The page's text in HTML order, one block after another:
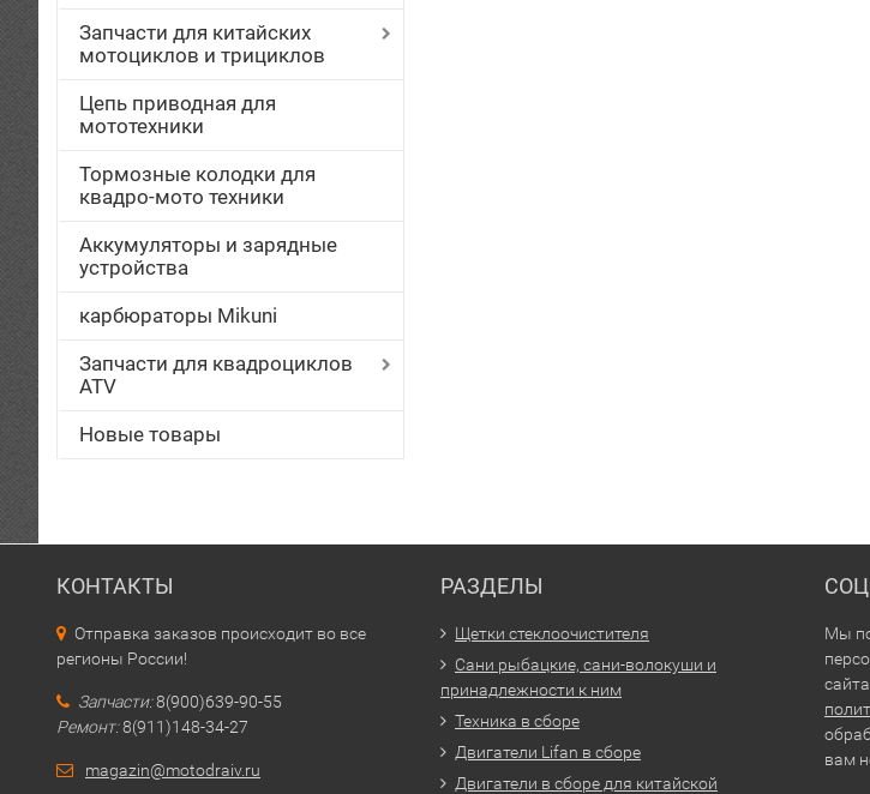
Запчасти для китайских
мотоциклов и трициклов
Цепь приводная для
мототехники
Тормозные колодки для
квадро-мото техники
Аккумуляторы и зарядные
устройства
карбюраторы Mikuni
Запчасти для квадроциклов
ATV
Новые товары
КОНТАКТЫ
Отправка заказов происходит во все
регионы России!
Запчасти:8(900)639-90-55
Ремонт:8(911)148-34-27
magazin@motodraiv.ru
РАЗДЕЛЫ
Щетки стеклоочистителя
Сани рыбацкие, сани-волокуши и
принадлежности к ним
Техника в сборе
Двигатели Lifan в сборе
Двигатели в сборе для китайской
Мы
вам